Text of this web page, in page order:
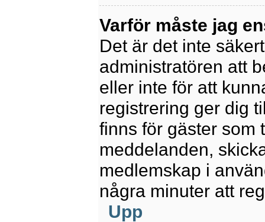
Varför måste jag
Det är det inte
administratören att
eller inte för att
registrering ger dig
finns för gäster som
meddelanden,
medlemskap i
några minuter att
Upp